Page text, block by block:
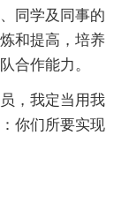
同学及同事的
和提高，培养
合作能力。
，我定当用我
你们所要实现